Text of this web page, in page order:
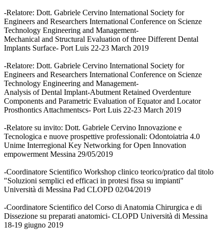
-Relatore: Dott. Gabriele Cervino International Society for
Engineers and Researchers International Conference on Scienze
Technology Engineering and Management-
Mechanical and Structural Evaluation of three Different Dental
Implants Surface- Port Luis 22-23 March 2019
-Relatore: Dott. Gabriele Cervino International Society for
Engineers and Researchers International Conference on Scienze
Technology Engineering and Management-
Analysis of Dental Implant-Abutment Retained Overdenture
Components and Parametric Evaluation of Equator and Locator
Prosthontics Attachmentscs- Port Luis 22-23 March 2019
-Relatore su invito: Dott. Gabriele Cervino Innovazione e
Tecnologica e nuove prospettive professionali: Odontoiatria 4.0
Unime Interregional Key Networking for Open Innovation
empowerment Messina 29/05/2019
-Coordinatore Scientifico Workshop clinico teorico/pratico dal titolo
"Soluzioni semplici ed efficaci in protesi fissa su impianti"
Università di Messina Pad CLOPD 02/04/2019
-Coordinatore Scientifico del Corso di Anatomia Chirurgica e di
Dissezione su preparati anatomici- CLOPD Università di Messina
18-19 giugno 2019